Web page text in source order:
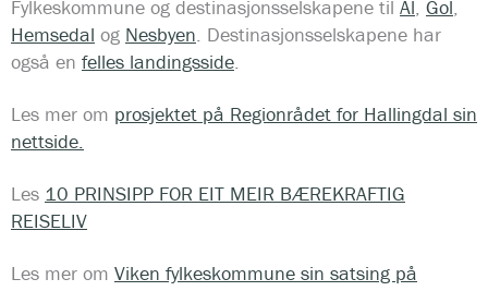
Fylkeskommune og destinasjonsselskapene til Ål, Gol,
Hemsedal og Nesbyen. Destinasjonsselskapene har
også en felles landingsside.
Les mer om prosjektet på Regionrådet for Hallingdal sin
nettside.
Les 10 PRINSIPP FOR EIT MEIR BÆREKRAFTIG
REISELIV
Les mer om Viken fylkeskommune sin satsing på